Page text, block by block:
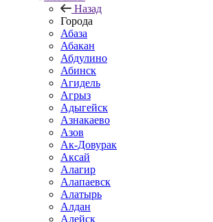
Назад
Города
Абаза
Абакан
Абдулино
Абинск
Агидель
Агрыз
Адыгейск
Азнакаево
Азов
Ак-Довурак
Аксай
Алагир
Алапаевск
Алатырь
Алдан
Алейск